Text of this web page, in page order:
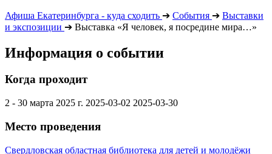
Афиша Екатеринбурга - куда сходить ➔ События ➔ Выставки
и экспозиции ➔ Выставка «Я человек, я посредине мира…»
Информация о событии
Когда проходит
2 - 30 марта 2025 г. 2025-03-02 2025-03-30
Место проведения
Свердловская областная библиотека для детей и молодёжи